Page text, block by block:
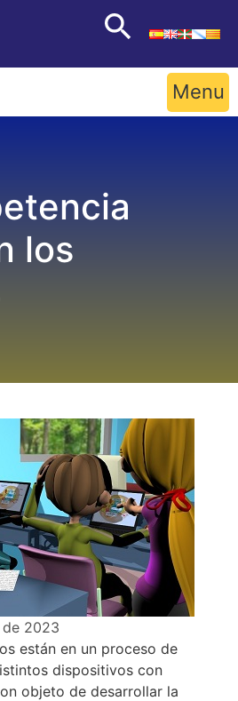
Menu
los
2023
están en un proceso de
dispositivos con
objeto de desarrollar la